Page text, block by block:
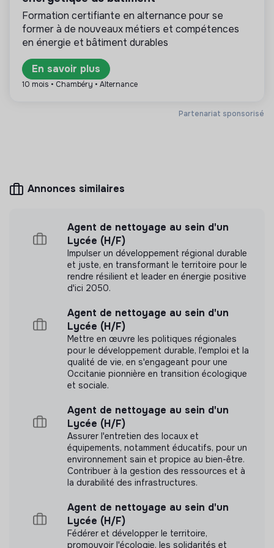
nettoyeur haute pression.
Suivi technique
identification des problèmes nécessitant une
intervention spécialisée
prise de contact avec certains artisans si nécessaire
déjeuner
évènements (mariage, séminaire, formation, fêtes
familiales ou d'entreprise), à définir ensemble.Être
véhiculé est nécessaire.
Venez rejoindre une équipe soudée qui aime travailler
dans la bonne humeur et dans un cadre d’exception.
responsables alignés avec les besoins de la
transformation écologique et solidaire.
Plus d'informations
Tourisme
Mesure d'impact
transmis de mesure d'impact
Labels et certifications
Cette structure n'a pas souhaité nous
communiquer les labels ou certifications qu'elle a
pu obtenir.
N'a pas encore communiqué de documents de
transparence
Partenariat sponsorisé
Formation certifiante en alternance pour se
former à de nouveaux métiers et compétences
en énergie et bâtiment durables
En savoir plus
10 mois • Chambéry • Alternance
Annonces similaires
Agent de nettoyage au sein d'un
Lycée (H/F)
Impulser un développement régional durable
et juste, en transformant le territoire pour le
rendre résilient et leader en énergie positive
d'ici 2050.
Agent de nettoyage au sein d'un
Lycée (H/F)
Mettre en œuvre les politiques régionales
pour le développement durable, l'emploi et la
qualité de vie, en s'engageant pour une
Occitanie pionnière en transition écologique
et sociale.
Agent de nettoyage au sein d'un
Lycée (H/F)
Assurer l'entretien des locaux et
équipements, notamment éducatifs, pour un
environnement sain et propice au bien-être.
Contribuer à la gestion des ressources et à
la durabilité des infrastructures.
Agent de nettoyage au sein d'un
Lycée (H/F)
Fédérer et développer le territoire,
promouvoir l'écologie, les solidarités et